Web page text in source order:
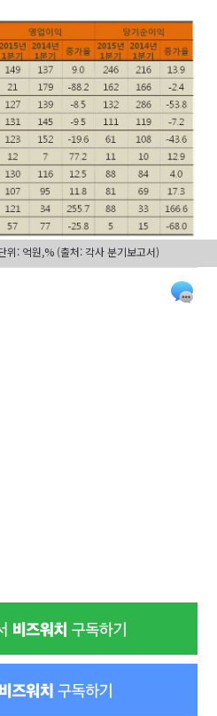
: 억원,% (출처: 각사 분기보고서)